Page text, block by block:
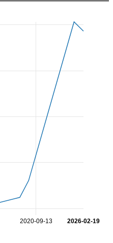
2020-09-13 2026-02-19